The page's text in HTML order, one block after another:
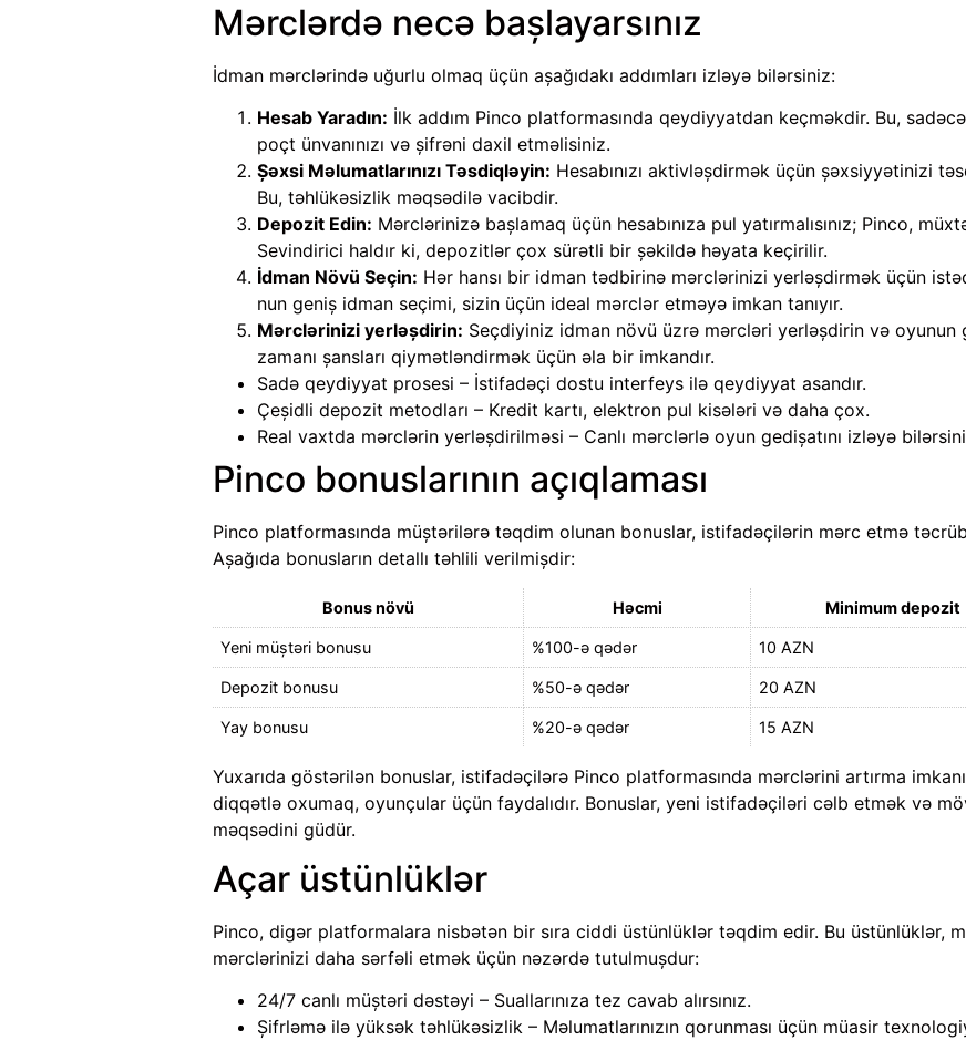
Mərclərdə necə başlayarsınız
İdman mərclərində uğurlu olmaq üçün aşağıdakı addımları izləyə bilərsiniz:
Hesab Yaradın: İlk addım Pinco platformasında qeydiyyatdan keçməkdir. Bu,
poçt ünvanınızı və şifrəni daxil etməlisiniz.
Şəxsi Məlumatlarınızı Təsdiqləyin: Hesabınızı aktivləşdirmək üçün şəxsiyyətinizi
Bu, təhlükəsizlik məqsədilə vacibdir.
Depozit Edin: Mərclərinizə başlamaq üçün hesabınıza pul yatırmalısınız; Pinco,
Sevindirici haldır ki, depozitlər çox sürətli bir şəkildə həyata keçirilir.
İdman Növü Seçin: Hər hansı bir idman tədbirinə mərclərinizi yerləşdirmək üçün
nun geniş idman seçimi, sizin üçün ideal mərclər etməyə imkan tanıyır.
Mərclərinizi yerləşdirin: Seçdiyiniz idman növü üzrə mərcləri yerləşdirin və oyunun
zamanı şansları qiymətləndirmək üçün əla bir imkandır.
Sadə qeydiyyat prosesi – İstifadəçi dostu interfeys ilə qeydiyyat asandır.
Çeşidli depozit metodları – Kredit kartı, elektron pul kisələri və daha çox.
Real vaxtda mərclərin yerləşdirilməsi – Canlı mərclərlə oyun gedişatını izləyə
Pinco bonuslarının açıqlaması
Pinco platformasında müştərilərə təqdim olunan bonuslar, istifadəçilərin mərc etmə
Aşağıda bonusların detallı təhlili verilmişdir:
Bonus növü Həcmi Minimum depozit
Yeni müştəri bonusu %100-ə qədər 10 AZN
Depozit bonusu %50-ə qədər 20 AZN
Yay bonusu %20-ə qədər 15 AZN
Yuxarıda göstərilən bonuslar, istifadəçilərə Pinco platformasında mərclərini artırma
diqqətlə oxumaq, oyunçular üçün faydalıdır. Bonuslar, yeni istifadəçiləri cəlb etmək və
məqsədini güdür.
Açar üstünlüklər
Pinco, digər platformalara nisbətən bir sıra ciddi üstünlüklər təqdim edir. Bu üstünlüklər,
mərclərinizi daha sərfəli etmək üçün nəzərdə tutulmuşdur:
24/7 canlı müştəri dəstəyi – Suallarınıza tez cavab alırsınız.
Şifrləmə ilə yüksək təhlükəsizlik – Məlumatlarınızın qorunması üçün müasir